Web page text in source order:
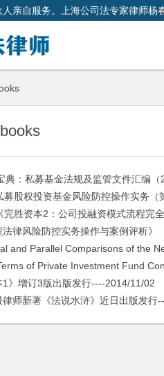
亲自服务。上海公司法专家律师杨
books
：私募基金法规及监管文件汇编（
权投资基金风险防控操作实务（
资本2：公司投融资模式流程完
风险防控实务操作与案例评析》
Parallel Comparisons of the
of Private Investment Fund
增订3版出版发行----2014/11/02
新著《法说水浒》近日出版发行